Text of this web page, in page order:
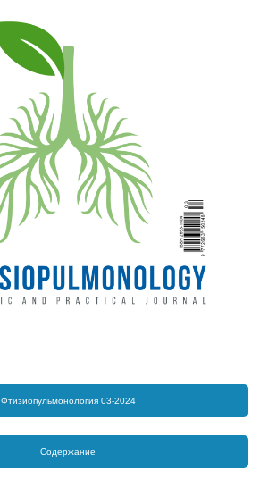
Фтизиопульмонология 03-2024
Содержание